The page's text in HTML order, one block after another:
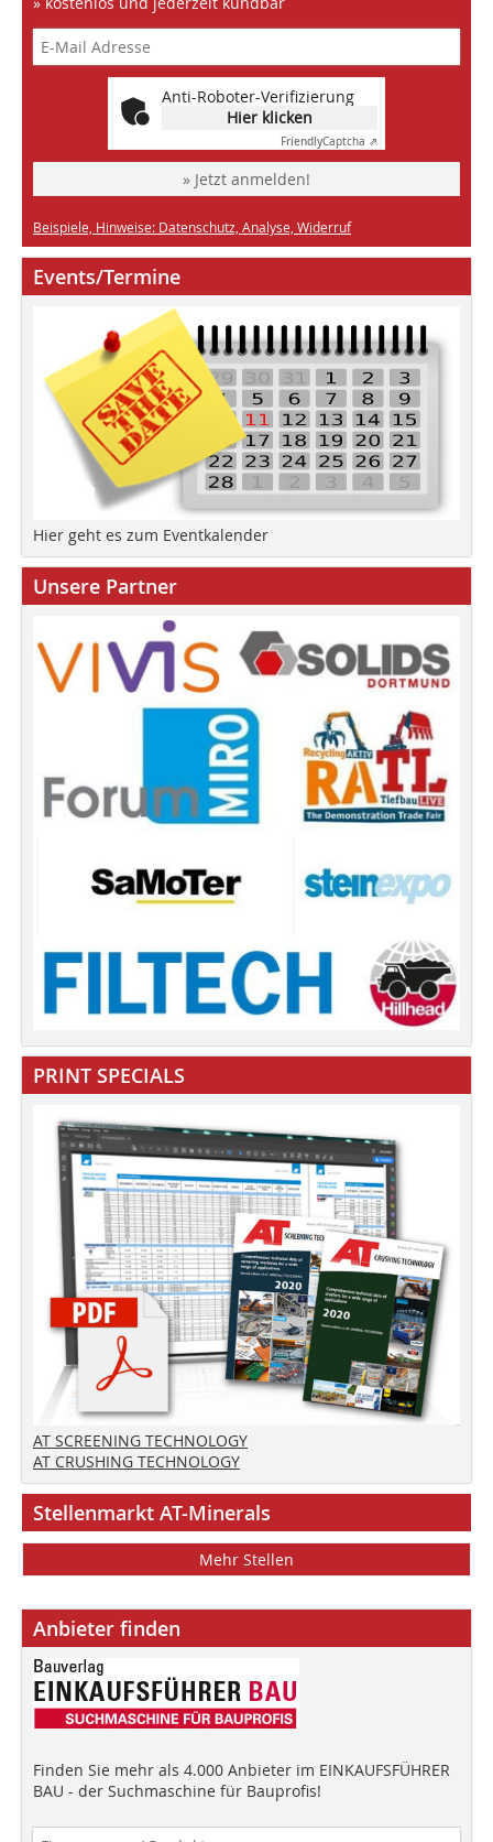
Anti-Roboter-Verifizierung
Hier klicken
FriendlyCaptcha ⇗
» Jetzt anmelden!
Beispiele, Hinweise: Datenschutz, Analyse, Widerruf
Events/Termine
Hier geht es zum Eventkalender
Unsere Partner
PRINT SPECIALS
AT SCREENING TECHNOLOGY
AT CRUSHING TECHNOLOGY
Stellenmarkt AT-Minerals
Mehr Stellen
Anbieter finden
Finden Sie mehr als 4.000 Anbieter im EINKAUFSFÜHRER
BAU - der Suchmaschine für Bauprofis!